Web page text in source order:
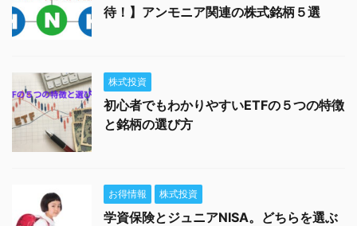
待！】アンモニア関連の株式銘柄５選
株式投資
初心者でもわかりやすいETFの５つの特徴
と銘柄の選び方
お得情報 株式投資
学資保険とジュニアNISA。どちらを選ぶ